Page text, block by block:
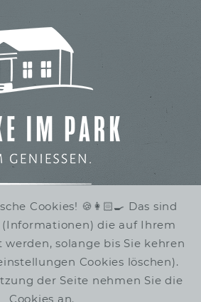
Cookies! 🍪👩🏻‍🍳 Das sind
die auf Ihrem
solange bis Sie kehren
Cookies löschen).
der Seite nehmen Sie die
Cookies an.